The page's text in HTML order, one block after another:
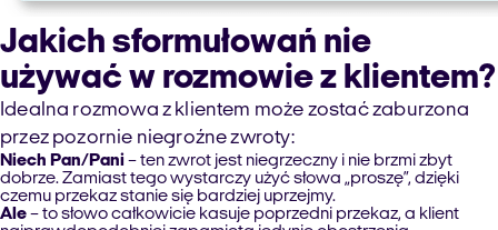
Jakich sformułowań nie
używać w rozmowie z klientem?
Idealna rozmowa z klientem może zostać zaburzona
przez pozornie niegroźne zwroty:
Niech Pan/Pani– ten zwrot jest niegrzeczny i nie brzmi zbyt
dobrze. Zamiast tego wystarczy użyć słowa „proszę”, dzięki
czemu przekaz stanie się bardziej uprzejmy.
Ale– to słowo całkowicie kasuje poprzedni przekaz, a klient